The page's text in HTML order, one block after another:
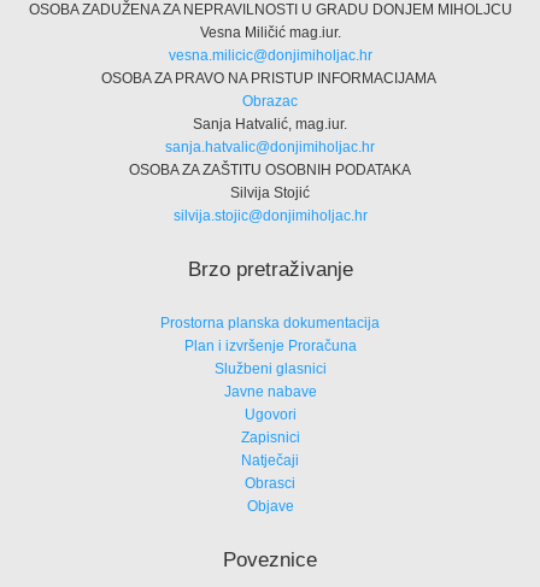
OSOBA ZADUŽENA ZA NEPRAVILNOSTI U GRADU DONJEM MIHOLJCU
Vesna Miličić mag.iur.
vesna.milicic@donjimiholjac.hr
OSOBA ZA PRAVO NA PRISTUP INFORMACIJAMA
Obrazac
Sanja Hatvalić, mag.iur.
sanja.hatvalic@donjimiholjac.hr
OSOBA ZA ZAŠTITU OSOBNIH PODATAKA
Silvija Stojić
silvija.stojic@donjimiholjac.hr
Brzo pretraživanje
Prostorna planska dokumentacija
Plan i izvršenje Proračuna
Službeni glasnici
Javne nabave
Ugovori
Zapisnici
Natječaji
Obrasci
Objave
Poveznice